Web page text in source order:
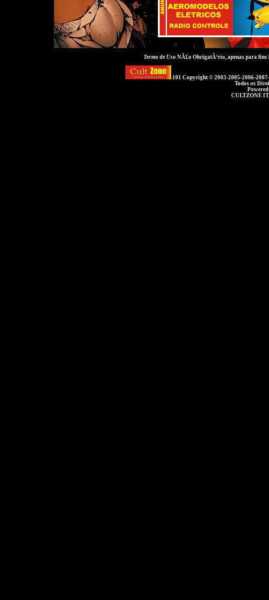
Termo de UsoNÃ£o ObrigatÃ³rio, apenas para
101 Copyright © 2003-2005-2006-
Todos os
CULTZONE